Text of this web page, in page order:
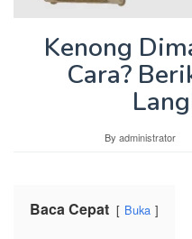
Kenong
Cara?
By administrator
Baca Cepat Buka